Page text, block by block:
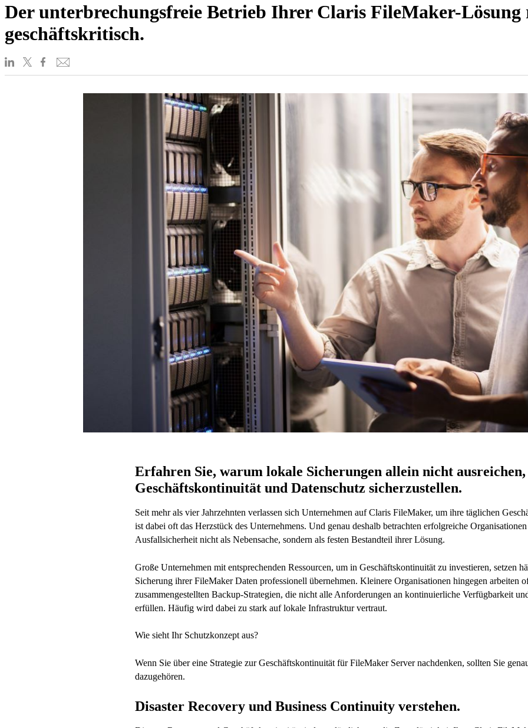
Der unterbrechungsfreie Betrieb Ihrer Claris FileMaker-
geschäftskritisch.
Erfahren Sie, warum lokale Sicherungen allein nicht
Geschäftskontinuität und Datenschutz sicherzustellen.
Seit mehr als vier Jahrzehnten verlassen sich Unternehmen auf Claris FileMaker, um ihre täglichen
ist dabei oft das Herzstück des Unternehmens. Und genau deshalb betrachten erfolgreiche
Ausfallsicherheit nicht als Nebensache, sondern als festen Bestandteil ihrer Lösung.
Große Unternehmen mit entsprechenden Ressourcen, um in Geschäftskontinuität zu investieren, setzen
Sicherung ihrer FileMaker Daten professionell übernehmen. Kleinere Organisationen hingegen arbeiten
zusammengestellten Backup-Strategien, die nicht alle Anforderungen an kontinuierliche Verfügbarkeit
erfüllen. Häufig wird dabei zu stark auf lokale Infrastruktur vertraut.
Wie sieht Ihr Schutzkonzept aus?
Wenn Sie über eine Strategie zur Geschäftskontinuität für FileMaker Server nachdenken, sollten Sie
dazugehören.
Disaster Recovery und Business Continuity verstehen.